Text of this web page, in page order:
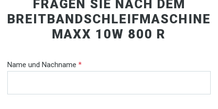
FRAGEN SIE NACH DEM
BREITBANDSCHLEIFMASCHINE
MAXX 10W 800 R
Name und Nachname *